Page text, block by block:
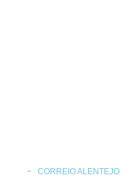
CORREIO ALENTEJO